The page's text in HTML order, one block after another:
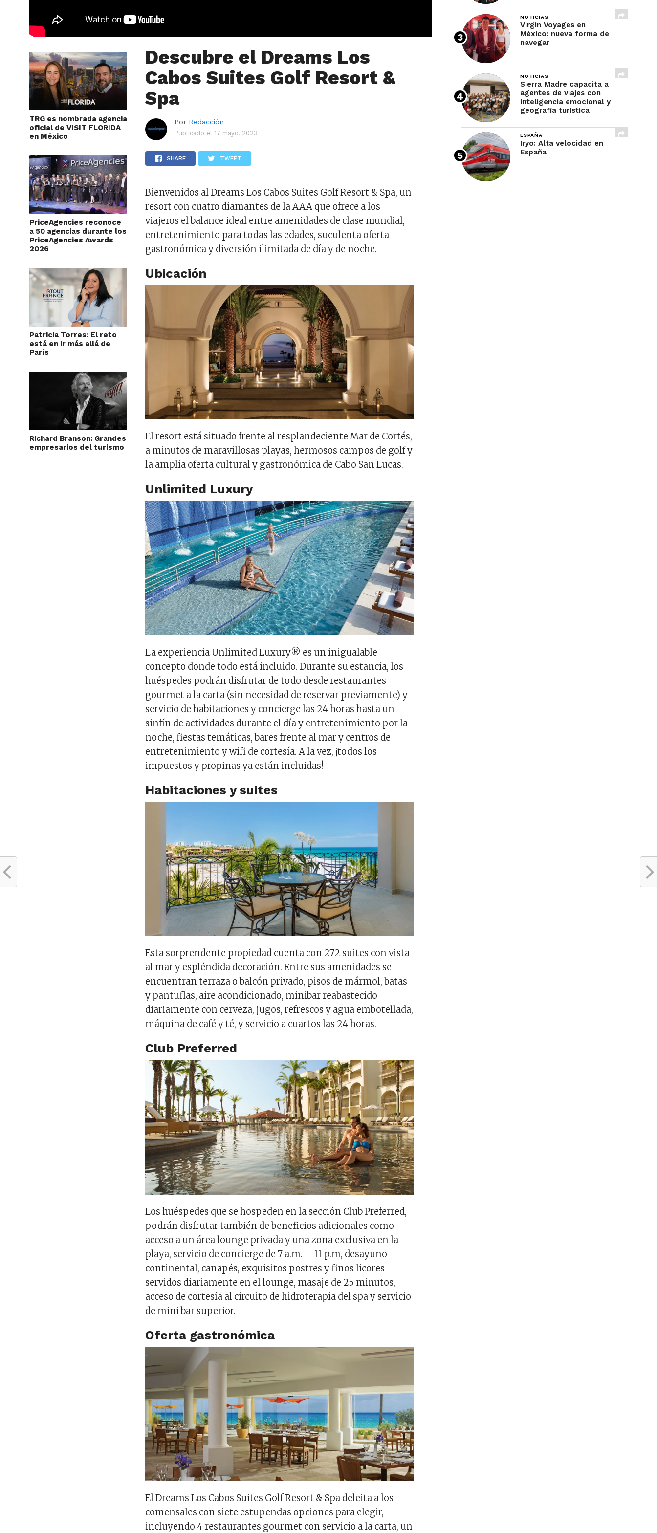
TRG es nombrada agencia
oficial de VISIT FLORIDA
en México
PriceAgencies reconoce
a 50 agencias durante los
PriceAgencies Awards
2026
Patricia Torres: El reto
está en ir más allá de
París
Richard Branson: Grandes
empresarios del turismo
Descubre el Dreams Los
Cabos Suites Golf Resort &
Spa
Por Redacción
Publicado el 17 mayo, 2023
SHARE TWEET
Bienvenidos al Dreams Los Cabos Suites Golf Resort & Spa, un
resort con cuatro diamantes de la AAA que ofrece a los
viajeros el balance ideal entre amenidades de clase mundial,
entretenimiento para todas las edades, suculenta oferta
gastronómica y diversión ilimitada de día y de noche.
Ubicación
El resort está situado frente al resplandeciente Mar de Cortés,
a minutos de maravillosas playas, hermosos campos de golf y
la amplia oferta cultural y gastronómica de Cabo San Lucas.
Unlimited Luxury
La experiencia Unlimited Luxury® es un inigualable
concepto donde todo está incluido. Durante su estancia, los
huéspedes podrán disfrutar de todo desde restaurantes
gourmet a la carta (sin necesidad de reservar previamente) y
servicio de habitaciones y concierge las 24 horas hasta un
sinfín de actividades durante el día y entretenimiento por la
noche, fiestas temáticas, bares frente al mar y centros de
entretenimiento y wifi de cortesía. A la vez, ¡todos los
impuestos y propinas ya están incluidas!
Habitaciones y suites
Esta sorprendente propiedad cuenta con 272 suites con vista
al mar y espléndida decoración. Entre sus amenidades se
encuentran terraza o balcón privado, pisos de mármol, batas
y pantuflas, aire acondicionado, minibar reabastecido
diariamente con cerveza, jugos, refrescos y agua embotellada,
máquina de café y té, y servicio a cuartos las 24 horas.
Club Preferred
Los huéspedes que se hospeden en la sección Club Preferred,
podrán disfrutar también de beneficios adicionales como
acceso a un área lounge privada y una zona exclusiva en la
playa, servicio de concierge de 7 a.m. – 11 p.m, desayuno
continental, canapés, exquisitos postres y finos licores
servidos diariamente en el lounge, masaje de 25 minutos,
acceso de cortesía al circuito de hidroterapia del spa y servicio
de mini bar superior.
Oferta gastronómica
El Dreams Los Cabos Suites Golf Resort & Spa deleita a los
comensales con siete estupendas opciones para elegir,
incluyendo 4 restaurantes gourmet con servicio a la carta, un
NOTICIAS
Virgin Voyages en
México: nueva forma de
navegar
NOTICIAS
Sierra Madre capacita a
agentes de viajes con
inteligencia emocional y
geografía turística
ESPAÑA
Iryo: Alta velocidad en
España